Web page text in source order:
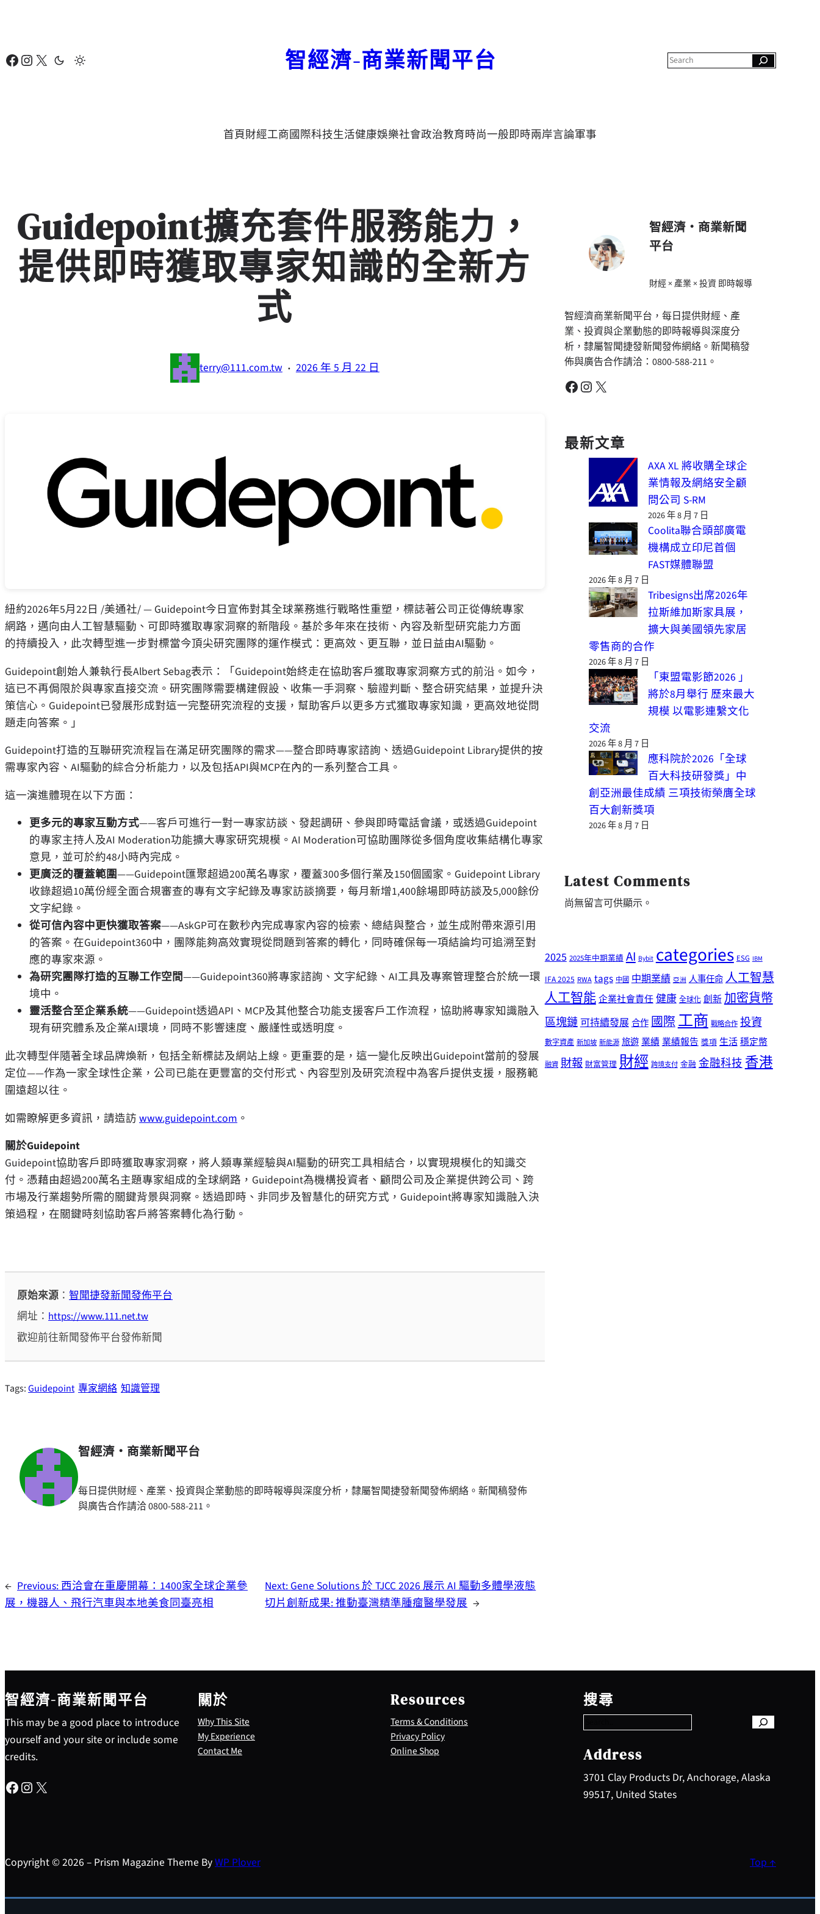
要
Facebook Instagram X 智經濟-商業新聞平台
c
首頁財經工商國際科技生活健康娛樂社會政治教育時尚一般即時兩岸言論軍事
Guidepoint擴充套件服務能力，
提供即時獲取專家知識的全新方
式
terry@111.com.tw · 2026 年 5 月 22 日
紐約2026年5月22日 /美通社/ — Guidepoint今日宣佈對其全球業務進行戰略性重塑，標誌著公司正從傳統專家
網路，邁向由人工智慧驅動、可即時獲取專家洞察的新階段。基於多年來在技術、內容及新型研究能力方面
的持續投入，此次轉型進一步對標當今頂尖研究團隊的運作模式：更高效、更互聯，並日益由AI驅動。
Guidepoint創始人兼執行長Albert Sebag表示：「Guidepoint始終走在協助客戶獲取專家洞察方式的前沿。如今，
這已不再侷限於與專家直接交流。研究團隊需要構建假設、收集一手洞察、驗證判斷、整合研究結果，並提升決
策信心。Guidepoint已發展形成對這一完整研究流程的支援，幫助客戶以更多方式獲取專家知識，更高效地從問
題走向答案。」
Guidepoint打造的互聯研究流程旨在滿足研究團隊的需求——整合即時專家諮詢、透過Guidepoint Library提供的按
需專家內容、AI驅動的綜合分析能力，以及包括API與MCP在內的一系列整合工具。
這一演進體現在以下方面：
更多元的專家互動方式——客戶可進行一對一專家訪談、發起調研、參與即時電話會議，或透過Guidepoint
的專家主持人及AI Moderation功能擴大專家研究規模。AI Moderation可協助團隊從多個角度收集結構化專家
意見，並可於約48小時內完成。
更廣泛的覆蓋範圍——Guidepoint匯聚超過200萬名專家，覆蓋300多個行業及150個國家。Guidepoint Library
收錄超過10萬份經全面合規審查的專有文字紀錄及專家訪談摘要，每月新增1,400餘場即時訪談及5,000餘份
文字紀錄。
從可信內容中更快獲取答案——AskGP可在數秒內完成專家內容的檢索、總結與整合，並生成附帶來源引用
的答案。在Guidepoint360中，團隊能夠高效實現從問題到答案的轉化，同時確保每一項結論均可追溯至對
應的專家來源。
為研究團隊打造的互聯工作空間——Guidepoint360將專家諮詢、文字紀錄、AI工具及專案管理整合於統一環
境中。
靈活整合至企業系統——Guidepoint透過API、MCP及其他整合功能支援客戶工作流程，協助將專家知識融入
現有研究體系及企業AI環境，同時不影響速度、嚴謹性或透明度。
此次轉型伴隨著全球品牌煥新，包括全新標誌及網站上線。更重要的是，這一變化反映出Guidepoint當前的發展
定位——作為一家全球性企業，公司已能在更豐富的交付形式、內容型別及研究流程中為客戶提供支援，服務範
圍遠超以往。
如需瞭解更多資訊，請造訪 www.guidepoint.com 。
關於Guidepoint
Guidepoint協助客戶即時獲取專家洞察，將人類專業經驗與AI驅動的研究工具相結合，以實現規模化的知識交
付。憑藉由超過200萬名主題專家組成的全球網路，Guidepoint為機構投資者、顧問公司及企業提供跨公司、跨
市場及行業趨勢所需的關鍵背景與洞察。透過即時、非同步及智慧化的研究方式，Guidepoint將專家知識融入決
策過程，在關鍵時刻協助客戶將答案轉化為行動。
原始來源 ：智聞捷發新聞發佈平台
網址：https://www.111.net.tw
歡迎前往新聞發佈平台發佈新聞
Tags:Guidepoint 專家網絡 知識管理
智經濟・商業新聞平台
每日提供財經、產業、投資與企業動態的即時報導與深度分析，隸屬智聞捷發新聞發佈網絡。新聞稿發佈
與廣告合作請洽 0800-588-211。
← Previous: 西洽會在重慶開幕：1400家全球企業參
展，機器人、飛行汽車與本地美食同臺亮相
Next: Gene Solutions 於 TJCC 2026 展示 AI 驅動多體學液態
切片創新成果: 推動臺灣精準腫瘤醫學發展 →
智經濟・商業新聞
平台
財經 × 產業 × 投資 即時報導
智經濟商業新聞平台，每日提供財經、產
業、投資與企業動態的即時報導與深度分
析，隸屬智聞捷發新聞發佈網絡。新聞稿發
佈與廣告合作請洽：0800-588-211。
Facebook Instagram X
最新文章
AXA XL 將收購全球企
業情報及網絡安全顧
問公司 S-RM
2026 年 8 月 7 日
Coolita聯合頭部廣電
機構成立印尼首個
FAST媒體聯盟
2026 年 8 月 7 日
Tribesigns出席2026年
拉斯維加斯家具展，
擴大與美國領先家居
零售商的合作
2026 年 8 月 7 日
「東盟電影節2026 」
將於8月舉行 歷來最大
規模 以電影連繫文化
交流
2026 年 8 月 7 日
應科院於2026「全球
百大科技研發獎」中
創亞洲最佳成績 三項技術榮膺全球
百大創新獎項
2026 年 8 月 7 日
Latest Comments
尚無留言可供顯示。
2025 2025年中期業績 AI Bybit categories ESG IBM
IFA 2025 RWA tags 中國 中期業績 亞洲 人事任命人工智慧
人工智能企業社會責任健康 全球化 創新 加密貨幣
區塊鏈可持續發展合作國際工商 戰略合作 投資
數字資產 新加坡 新能源 旅遊業績業績報告 獎項 生活穩定幣
融資 財報 財富管理 財經 跨境支付 金融 金融科技香港
智經濟-商業新聞平台
This may be a good place to introduce
yourself and your site or include some
credits.
Facebook Instagram X
關於
Why This Site
My Experience
Contact Me
Resources
Terms & Conditions
Privacy Policy
Online Shop
搜尋
e
a
c
h
Address
3701 Clay Products Dr, Anchorage, Alaska
99517, United States
Copyright © 2026 – Prism Magazine Theme ByWP Plover Top ↑